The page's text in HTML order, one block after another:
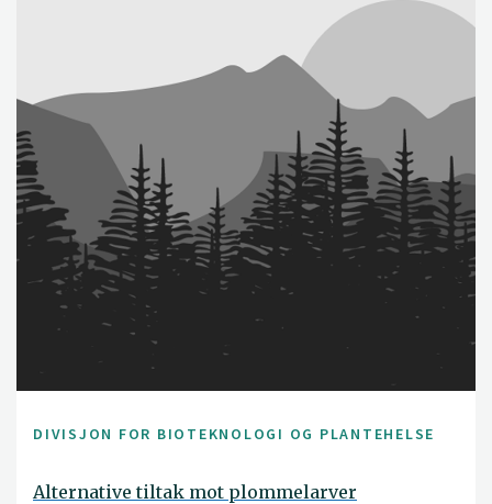
DIVISJON FOR BIOTEKNOLOGI OG PLANTEHELSE
Alternative tiltak mot plommelarver